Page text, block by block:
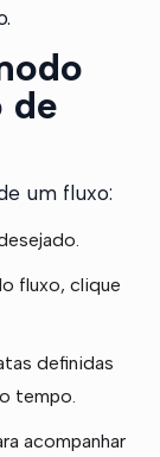
de
um fluxo:
fluxo, clique
definidas
tempo.
acompanhar